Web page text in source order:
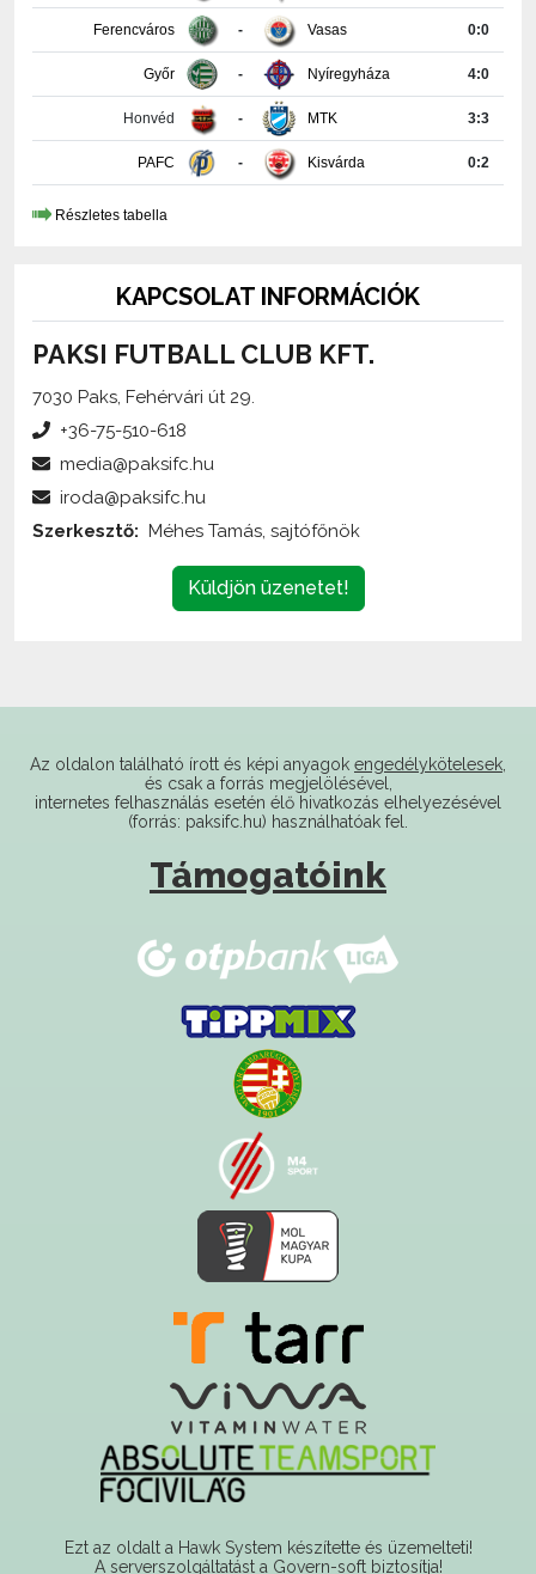
Győr Nyíregyháza 4:0
Honvéd MTK 3:3
PAFC Kisvárda 0:2
Részletes tabella
PAKSI FUTBALL CLUB KFT.
7030 Paks, Fehérvári út 29.
Küldjön üzenetet!
internetes felhasználás esetén élő hivatkozás elhelyezésével
(forrás: paksifc.hu) használhatóak fel.
Támogatóink
Ezt az oldalt a Hawk System készítette és üzemelteti!